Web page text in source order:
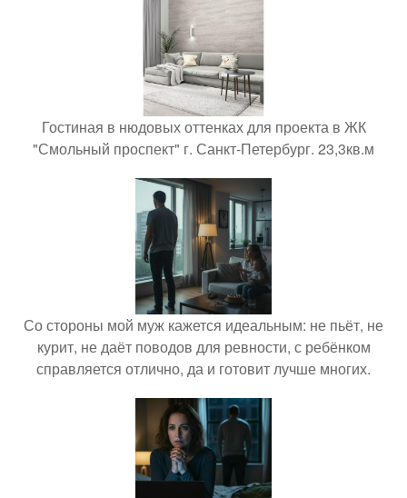
Гостиная в нюдовых оттенках для проекта в ЖК
"Смольный проспект" г. Санкт-Петербург. 23,3кв.м
Со стороны мой муж кажется идеальным: не пьёт, не
курит, не даёт поводов для ревности, с ребёнком
справляется отлично, да и готовит лучше многих.